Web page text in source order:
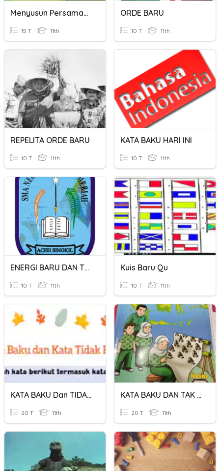
Menyusun Persamaan Kuadrat Baru
15 T 11th
ORDE BARU
10 T 11th
REPELITA ORDE BARU
10 T 11th
KATA BAKU HARI INI
10 T 11th
ENERGI BARU DAN TERBARUKAN
10 T 11th
Kuis Baru Qu
10 T 11th
KATA BAKU Dan TIDAK BAKU
20 T 11th
KATA BAKU DAN TAK BAKU
20 T 11th